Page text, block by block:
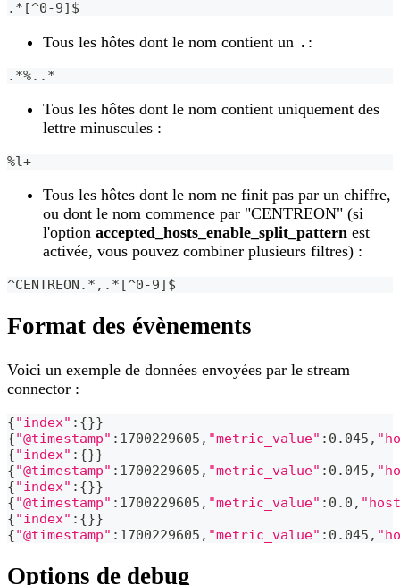
.* [^0-9] $
Tous les hôtes dont le nom contient un . :
.*%.. *
Tous les hôtes dont le nom contient uniquement des
lettre minuscules :
%l+
Tous les hôtes dont le nom ne finit pas par un chiffre,
ou dont le nom commence par "CENTREON" (si
l'option accepted_hosts_enable_split_pattern est
activée, vous pouvez combiner plusieurs filtres) :
^CENTREON.*,.* [^0-9] $
Format des évènements
Voici un exemple de données envoyées par le stream
connector :
{"index" : {}}
{"@timestamp" :1700229605, "metric_value" :0.045,
{"index" : {}}
{"@timestamp" :1700229605, "metric_value" :0.045,
{"index" : {}}
{"@timestamp" :1700229605, "metric_value" :0.0,
{"index" : {}}
{"@timestamp" :1700229605, "metric_value" :0.045,
Options de debug